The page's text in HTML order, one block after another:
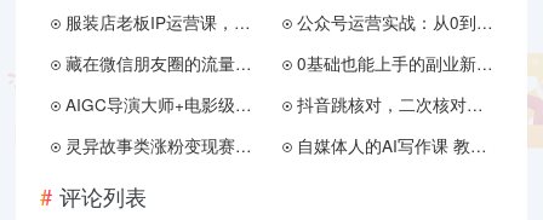
服装店老板IP运营课，从店铺模型到个人IP，账号定位、流量密码及店设、品设等实用内容
公众号运营实战：从0到1的系统突围
藏在微信朋友圈的流量密码，无需发布作品，单日引流100+精准创业粉
0基础也能上手的副业新风口，小说推文项目全攻略，可批量三分钟一个作品
AIGC导演大师+电影级创作双修课：AI创作全流程、角色剪辑、高清渲染实战
抖音跳核对，二次核对，登录核对，老号核对教程
灵异故事类涨粉变现赛道指南，可原创可搬运，三天百粉 日产50+
自媒体人的AI写作课 教你如何看对标的账号和文章、了解爆款逻辑和搞钱领域矩阵的玩法
评论列表